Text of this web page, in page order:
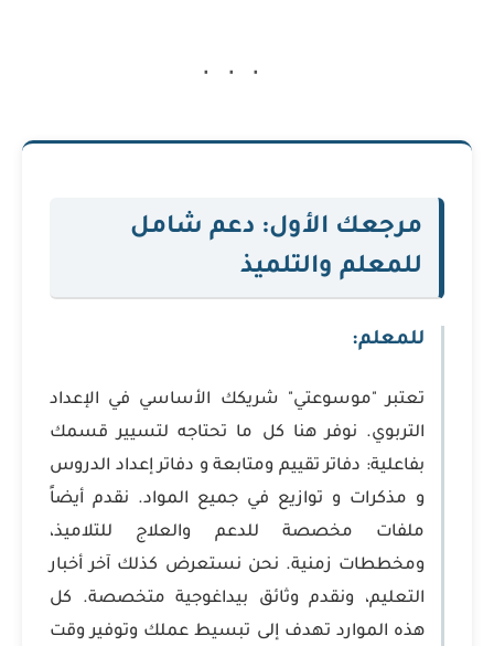
مرجعك الأول: دعم شامل
للمعلم والتلميذ
للمعلم:
تعتبر "موسوعتي" شريكك الأساسي في الإعداد
التربوي. نوفر هنا كل ما تحتاجه لتسيير قسمك
بفاعلية: دفاتر تقييم ومتابعة و دفاتر إعداد الدروس
و مذكرات و توازيع في جميع المواد. نقدم أيضاً
ملفات مخصصة للدعم والعلاج للتلاميذ،
ومخططات زمنية. نحن نستعرض كذلك آخر أخبار
التعليم، ونقدم وثائق بيداغوجية متخصصة. كل
هذه الموارد تهدف إلى تبسيط عملك وتوفير وقت